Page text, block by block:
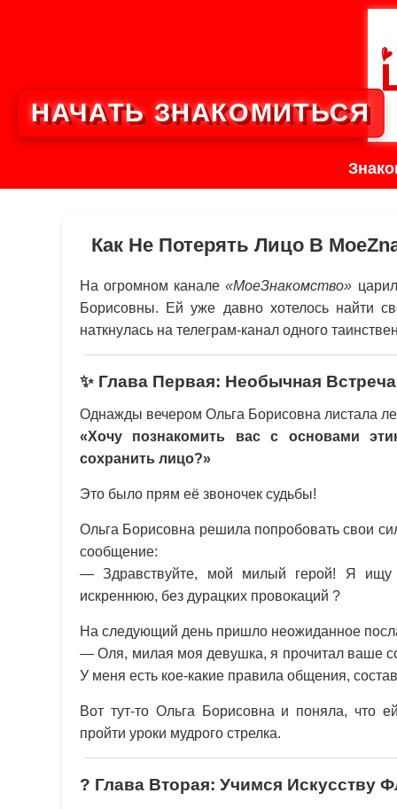
Как Не Потерять Лицо В
На огромном канале«МоеЗнакомство»
Борисовны. Ей уже давно хотелось найти
наткнулась на телеграм-канал одного
✨ Глава Первая: Необычная Встреча
Однажды вечером Ольга Борисовна листала
«Хочу познакомить вас с основами
сохранить лицо?»
Это было прям её звоночек судьбы!
Ольга Борисовна решила попробовать свои
сообщение:
— Здравствуйте, мой милый герой! Я ищу
искреннюю, без дурацких провокаций ?
На следующий день пришло неожиданное
— Оля, милая моя девушка, я прочитал ваше
У меня есть кое-какие правила общения,
Вот тут-то Ольга Борисовна и поняла, что
пройти уроки мудрого стрелка.
? Глава Вторая: Учимся Искусству
НАЧАТЬ ЗНАКОМИТЬСЯ